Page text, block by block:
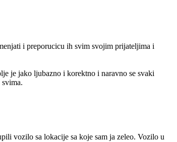
i preporucicu ih svim svojim prijateljima i
je jako ljubazno i korektno i naravno se svaki
vozilo sa lokacije sa koje sam ja zeleo. Vozilo u